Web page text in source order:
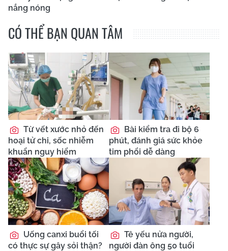
nắng nóng
CÓ THỂ BẠN QUAN TÂM
Từ vết xước nhỏ đến
hoại tử chi, sốc nhiễm
khuẩn nguy hiểm
Bài kiểm tra đi bộ 6
phút, đánh giá sức khỏe
tim phổi dễ dàng
Uống canxi buổi tối
có thực sự gây sỏi thận?
Tê yếu nửa người,
người đàn ông 50 tuổi